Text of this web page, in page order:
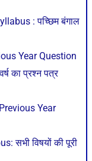
: पच्छिम बंगाल
Year Question
का प्रश्न पत्र
Year
सभी विषयों की पूरी